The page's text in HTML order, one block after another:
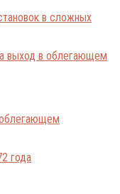
в сложных
облегающем